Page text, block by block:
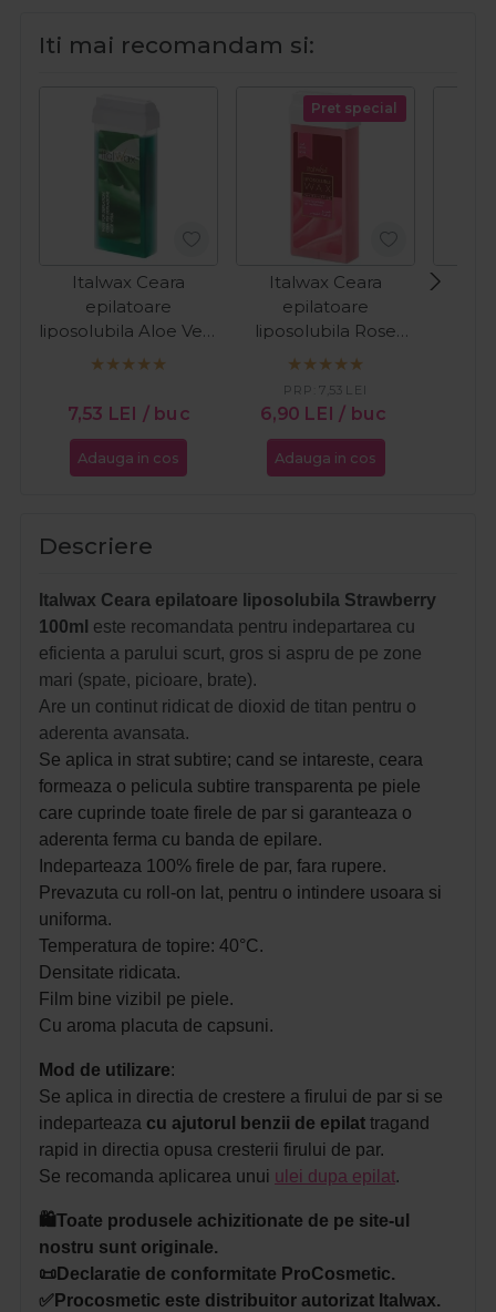
Iti mai recomandam si:
Italwax Ceara
epilatoare
liposolubila Aloe Vera
100ml
7,53 LEI / buc
Adauga in cos
Pret special
Italwax Ceara
epilatoare
liposolubila Rose
100ml
6,90 LEI / buc
PRP:7,53 LEI
Adauga in cos
Descriere
Italwax Ceara epilatoare liposolubila Strawberry
100ml este recomandata pentru indepartarea cu
eficienta a parului scurt, gros si aspru de pe zone
mari (spate, picioare, brate).
Are un continut ridicat de dioxid de titan pentru o
aderenta avansata.
Se aplica in strat subtire; cand se intareste, ceara
formeaza o pelicula subtire transparenta pe piele
care cuprinde toate firele de par si garanteaza o
aderenta ferma cu banda de epilare.
Indeparteaza 100% firele de par, fara rupere.
Prevazuta cu roll-on lat, pentru o intindere usoara si
uniforma.
Temperatura de topire: 40°C.
Densitate ridicata.
Film bine vizibil pe piele.
Cu aroma placuta de capsuni.
Mod de utilizare:
Se aplica in directia de crestere a firului de par si se
indeparteaza cu ajutorul benzii de epilat tragand
rapid in directia opusa cresterii firului de par.
Se recomanda aplicarea unui ulei dupa epilat.
🛍️Toate produsele achizitionate de pe site-ul
nostru sunt originale.
📜Declaratie de conformitate ProCosmetic.
✅Procosmetic este distribuitor autorizat Italwax.